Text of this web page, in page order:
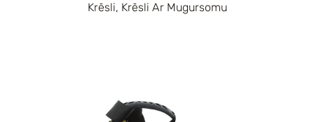
Krēsli, Krēsli Ar Mugursomu